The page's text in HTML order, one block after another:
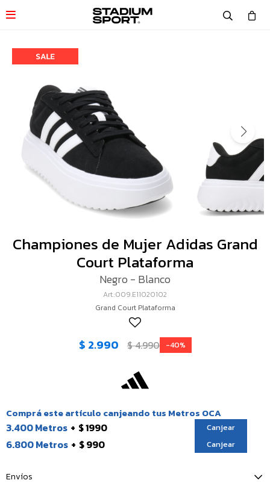

Championes de Mujer Adidas Grand
Court Plataforma
Negro - Blanco
009.E11020102
Grand Court Plataforma
$ 2.990 $4.990 40
Comprá este artículo canjeando tus Metros OCA
3.400 Metros $ 1990 Canjear
6.800 Metros $ 990 Canjear
Envíos